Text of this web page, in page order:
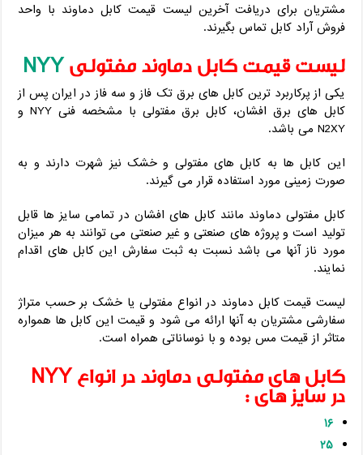
مشتریان برای دریافت آخرین لیست قیمت کابل دماوند با واحد
فروش آراد کابل تماس بگیرند.
لیست قیمت کابل دماوند مفتولیNYY
یکی از پرکاربرد ترین کابل های برق تک فاز و سه فاز در ایران پس از
کابل های برق افشان، کابل برق مفتولی با مشخصه فنی NYY و
N2XY می باشد.
این کابل ها به کابل های مفتولی و خشک نیز شهرت دارند و به
صورت زمینی مورد استفاده قرار می گیرند.
کابل مفتولی دماوند مانند کابل های افشان در تمامی سایز ها قابل
تولید است و پروژه های صنعتی و غیر صنعتی می توانند به هر میزان
مورد ناز آنها می باشد نسبت به ثبت سفارش این کابل های اقدام
نمایند.
لیست قیمت کابل دماوند در انواع مفتولی یا خشک بر حسب متراژ
سفارشی مشتریان به آنها ارائه می شود و قیمت این کابل ها همواره
متاثر از قیمت مس بوده و با نوساناتی همراه است.
کابل های مفتولی دماوند در انواع NYY
در سایز های :
۱۶
۲۵